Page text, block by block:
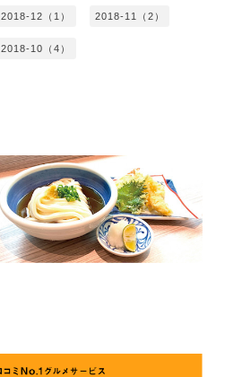
2018-12（1） 2018-11（2）
2018-10（4）